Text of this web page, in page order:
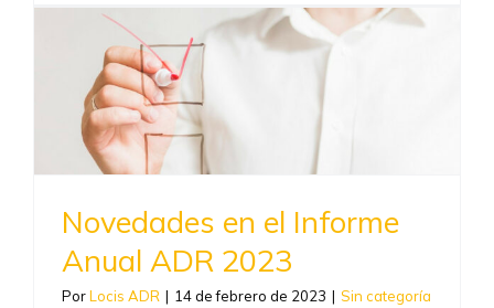
Novedades en el Informe
Anual ADR 2023
PorLocis ADR | 14 de febrero de 2023 | Sin categoría